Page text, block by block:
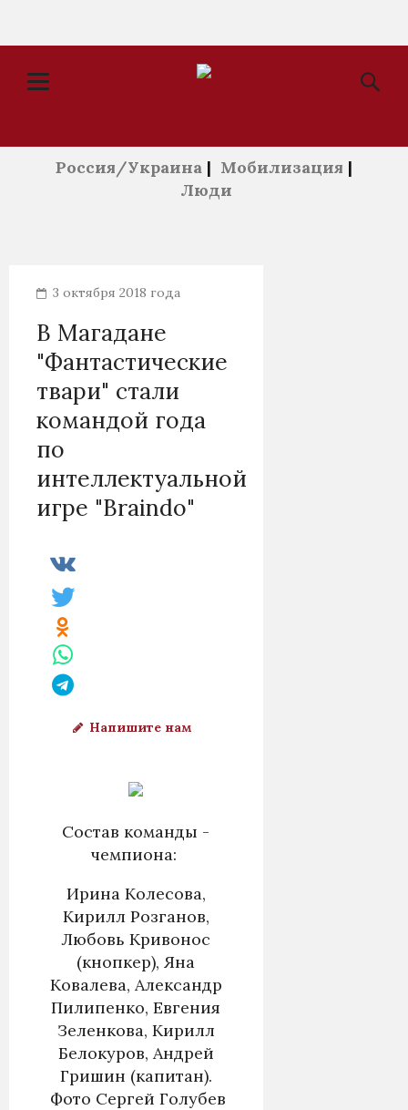
Россия/Украина | Мобилизация |
Люди
3 октября 2018 года
В Магадане
"Фантастические
твари" стали
командой года
по
интеллектуальной
игре "Braindo"
Напишите нам
Состав команды -
чемпиона:
Ирина Колесова,
Кирилл Розганов,
Любовь Кривонос
(кнопкер), Яна
Ковалева, Александр
Пилипенко, Евгения
Зеленкова, Кирилл
Белокуров, Андрей
Гришин (капитан).
Фото Сергей Голубев